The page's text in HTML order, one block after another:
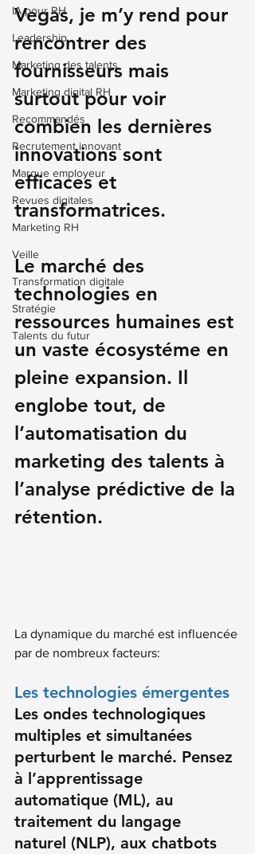
IA pour RH
Leadership
Marketing des talents
Marketing digital RH
Recommandés
Recrutement innovant
Marque employeur
Revues digitales
Marketing RH
Veille
Transformation digitale
Stratégie
Talents du futur
Vegas, je m’y rend pour
rencontrer des
fournisseurs mais
surtout pour voir
combien les dernières
innovations sont
efficaces et
transformatrices.
Le marché des
technologies en
ressources humaines est
un vaste écosystéme en
pleine expansion. Il
englobe tout, de
l’automatisation du
marketing des talents à
l’analyse prédictive de la
rétention.
La dynamique du marché est influencée
par de nombreux facteurs:
Les technologies émergentes
Les ondes technologiques
multiples et simultanées
perturbent le marché. Pensez
à l’apprentissage
automatique (ML), au
traitement du langage
naturel (NLP), aux chatbots